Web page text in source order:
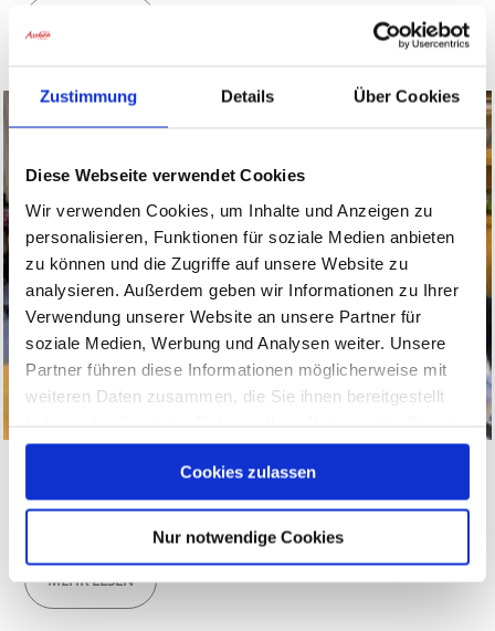
Zustimmung Details Über Cookies
Diese Webseite verwendet Cookies
Wir verwenden Cookies, um Inhalte und Anzeigen zu
personalisieren, Funktionen für soziale Medien anbieten
zu können und die Zugriffe auf unsere Website zu
analysieren. Außerdem geben wir Informationen zu Ihrer
Verwendung unserer Website an unsere Partner für
soziale Medien, Werbung und Analysen weiter. Unsere
Partner führen diese Informationen möglicherweise mit
weiteren Daten zusammen, die Sie ihnen bereitgestellt
gesammelt haben.
Cookies zulassen
Nur notwendige Cookies
gemeinsames Kochen mit Herrn
Pfarrer Jansen
MEHR LESEN